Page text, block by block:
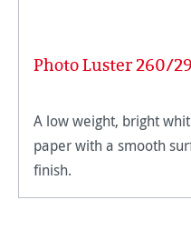
Photo Luster 260/
A low weight, bright
paper with a smooth
finish.